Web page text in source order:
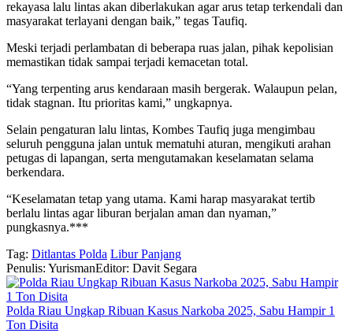
rekayasa lalu lintas akan diberlakukan agar arus tetap terkendali dan
masyarakat terlayani dengan baik,” tegas Taufiq.
Meski terjadi perlambatan di beberapa ruas jalan, pihak kepolisian
memastikan tidak sampai terjadi kemacetan total.
“Yang terpenting arus kendaraan masih bergerak. Walaupun pelan,
tidak stagnan. Itu prioritas kami,” ungkapnya.
Selain pengaturan lalu lintas, Kombes Taufiq juga mengimbau
seluruh pengguna jalan untuk mematuhi aturan, mengikuti arahan
petugas di lapangan, serta mengutamakan keselamatan selama
berkendara.
“Keselamatan tetap yang utama. Kami harap masyarakat tertib
berlalu lintas agar liburan berjalan aman dan nyaman,”
pungkasnya.***
Tag: Ditlantas Polda Libur Panjang
Penulis: YurismanEditor: Davit Segara
Polda Riau Ungkap Ribuan Kasus Narkoba 2025, Sabu Hampir 1
Ton Disita